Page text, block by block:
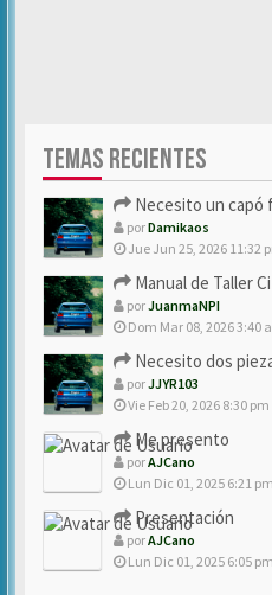
TEMAS RECIENTES
Necesito un capó
porDamikaos
Jue Jun 25, 2026 11:32
Manual de Taller
porJuanmaNPI
Dom Mar 08, 2026 3:40
Necesito dos
porJJYR103
Vie Feb 20, 2026 8:30 pm
Me presento
porAJCano
Lun Dic 01, 2025 6:21 pm
Presentación
porAJCano
Lun Dic 01, 2025 6:05 pm